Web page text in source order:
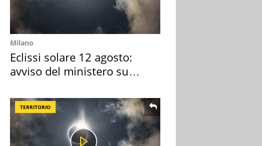
Milano
Eclissi solare 12 agosto:
avviso del ministero su
TERRITORIO